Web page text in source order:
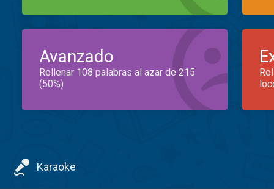
Avanzado
Rellenar 108 palabras al azar de 215
(50%)
Karaoke